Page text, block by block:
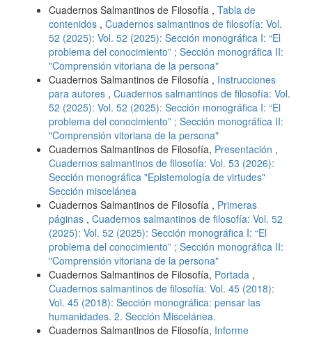
Cuadernos Salmantinos de Filosofía , Tabla de
contenidos , Cuadernos salmantinos de filosofía: Vol.
52 (2025): Vol. 52 (2025): Sección monográfica I: “El
problema del conocimiento” ; Sección monográfica II:
"Comprensión vitoriana de la persona"
Cuadernos Salmantinos de Filosofía , Instrucciones
para autores , Cuadernos salmantinos de filosofía: Vol.
52 (2025): Vol. 52 (2025): Sección monográfica I: “El
problema del conocimiento” ; Sección monográfica II:
"Comprensión vitoriana de la persona"
Cuadernos Salmantinos de Filosofía, Presentación ,
Cuadernos salmantinos de filosofía: Vol. 53 (2026):
Sección monográfica "Epistemología de virtudes"
Sección miscelánea
Cuadernos Salmantinos de Filosofía , Primeras
páginas , Cuadernos salmantinos de filosofía: Vol. 52
(2025): Vol. 52 (2025): Sección monográfica I: “El
problema del conocimiento” ; Sección monográfica II:
"Comprensión vitoriana de la persona"
Cuadernos Salmantinos de Filosofía, Portada ,
Cuadernos salmantinos de filosofía: Vol. 45 (2018):
Vol. 45 (2018): Sección monográfica: pensar las
humanidades. 2. Sección Miscelánea.
Cuadernos Salmantinos de Filosofía, Informe